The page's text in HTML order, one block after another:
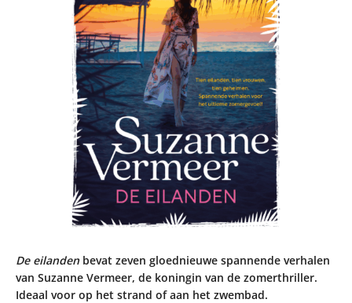
De eilanden bevat zeven gloednieuwe spannende verhalen
van Suzanne Vermeer, de koningin van de zomerthriller.
Ideaal voor op het strand of aan het zwembad.